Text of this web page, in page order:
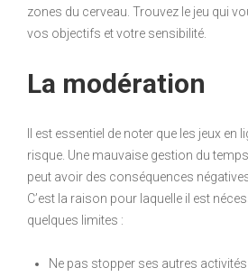
zones du cerveau. Trouvez le jeu qui
vos objectifs et votre sensibilité.
La modération
Il est essentiel de noter que les jeux en
risque. Une mauvaise gestion du
peut avoir des conséquences
C’est la raison pour laquelle il est
quelques limites :
Ne pas stopper ses autres